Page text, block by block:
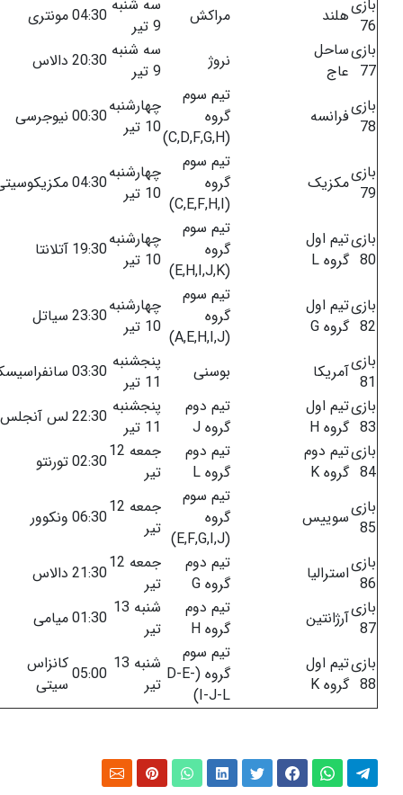
بازی
76 هلند مراکش
سه شنبه 04:30مونتری
بازی
77
ساحل
عاج
نروژ
سه شنبه 20:30دالاس
بازی
78 فرانسه
تیم سوم
گروه
چهارشنبه
10 تیر
00:30نیوجرسی
بازی
79 مکزیک
تیم سوم
گروه
چهارشنبه
10 تیر
04:30مکزیکوسیتی
بازی
80
تیم اول
گروه L
تیم سوم
گروه
چهارشنبه
10 تیر
19:30 آتلانتا
بازی
82
تیم اول
گروه G
تیم سوم
گروه
چهارشنبه
10 تیر
23:30سیاتل
بازی
81 آمریکا بوسنی
پنجشنبه
11 تیر
03:30سانفراسیسکو
بازی
83
تیم اول
گروه H
تیم دوم
گروه J
پنجشنبه
11 تیر
22:30لس آنجلس
بازی
84
تیم دوم
گروه K
تیم دوم
گروه L
جمعه 12
تیر
02:30تورنتو
بازی
85 سوییس
تیم سوم
گروه
جمعه 12
تیر
06:30ونکوور
بازی
86 استرالیا
تیم دوم
گروه G
جمعه 12
تیر
21:30دالاس
بازی
87 آرژانتین
تیم دوم
گروه H
شنبه 13
تیر
01:30میامی
بازی
88
تیم اول
گروه K
تیم سوم
گروه (D-E-
I-J-L)
شنبه 13
تیر
05:00کانزاس
سیتی